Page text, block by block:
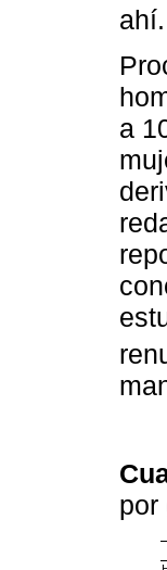
ahí.
a
por